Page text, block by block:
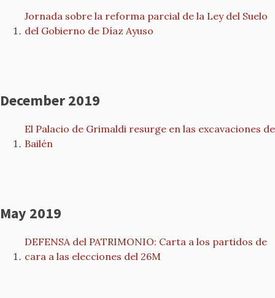
Jornada sobre la reforma parcial de la Ley del Suelo
del Gobierno de Díaz Ayuso
December 2019
El Palacio de Grimaldi resurge en las excavaciones de
Bailén
May 2019
DEFENSA del PATRIMONIO: Carta a los partidos de
cara a las elecciones del 26M